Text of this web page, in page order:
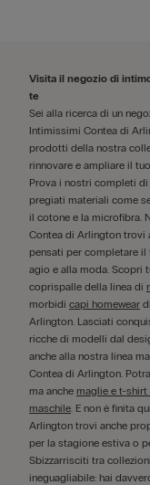
Visita il negozio di
te
Sei alla ricerca di un
Intimissimi Contea di
prodotti della nostra
rinnovare e ampliare il
Prova i nostri completi di
pregiati materiali come
il cotone e la microfibra.
Contea di Arlington trovi
pensati per completare
agio e alla moda. Scopri
coprispalle della linea di
morbidi capi homewear
Arlington. Lasciati
ricche di modelli dal
anche alla nostra linea
Contea di Arlington.
ma anche maglie e t-shirt
maschile. E non è finita
Arlington trovi anche
per la stagione estiva o
Sbizzarrisciti tra
ineguagliabile: hai